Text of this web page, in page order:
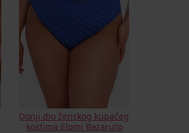
Donji dio ženskog kupaćeg
kostima Elomi Bazaruto